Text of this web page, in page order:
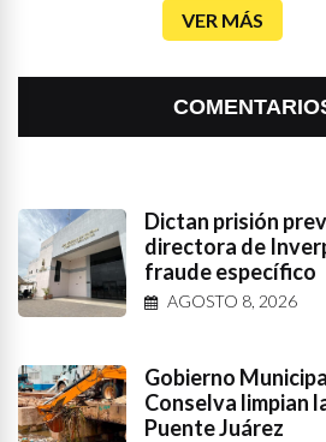
VER MÁS
Dictan prisión
directora de
fraude específico
AGOSTO 8, 2026
Gobierno
Conselva limpian
Puente Juárez